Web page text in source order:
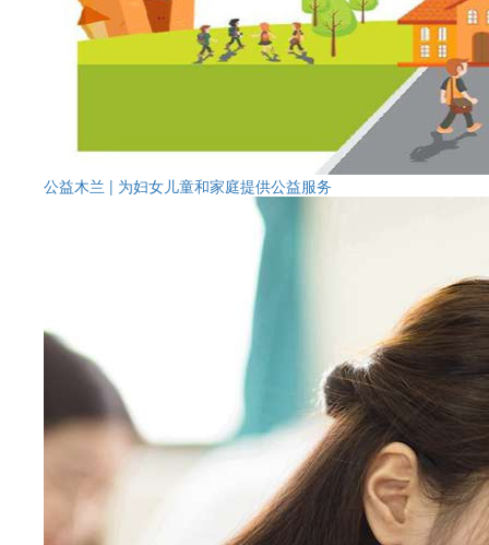
公益木兰 | 为妇女儿童和家庭提供公益服务